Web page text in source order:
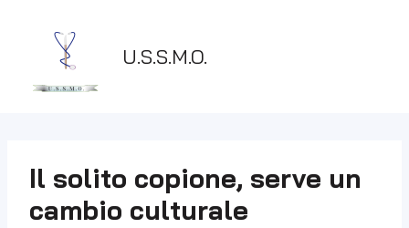
contenuto
U.S.S.M.O.
Il solito copione, serve un
cambio culturale